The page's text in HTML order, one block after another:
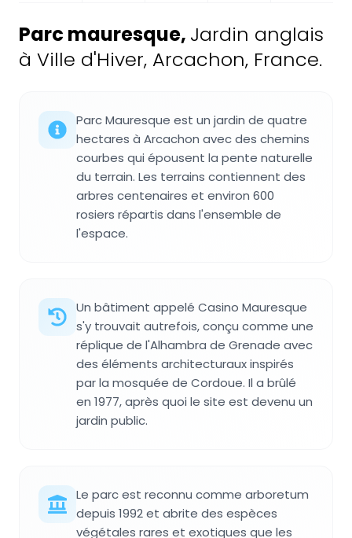
Parc mauresque, Jardin anglais
à Ville d'Hiver, Arcachon, France.
Parc Mauresque est un jardin de quatre
hectares à Arcachon avec des chemins
courbes qui épousent la pente naturelle
du terrain. Les terrains contiennent des
arbres centenaires et environ 600
rosiers répartis dans l'ensemble de
l'espace.
Un bâtiment appelé Casino Mauresque
s'y trouvait autrefois, conçu comme une
réplique de l'Alhambra de Grenade avec
des éléments architecturaux inspirés
par la mosquée de Cordoue. Il a brûlé
en 1977, après quoi le site est devenu un
jardin public.
Le parc est reconnu comme arboretum
depuis 1992 et abrite des espèces
végétales rares et exotiques que les